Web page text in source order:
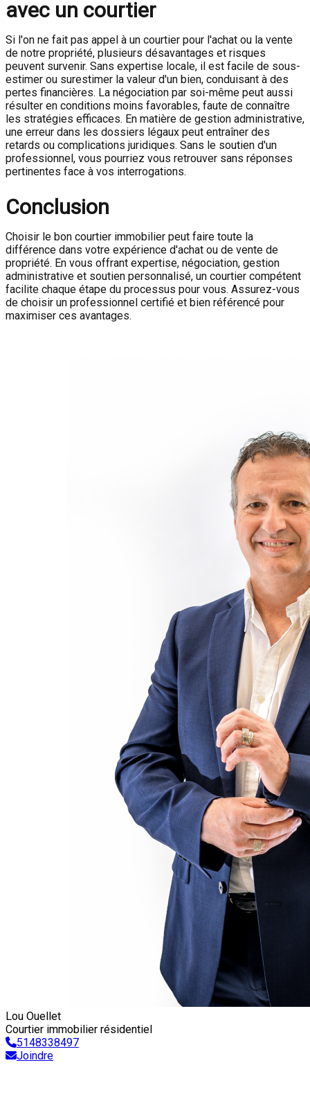
avec un courtier
Si l'on ne fait pas appel à un courtier pour l'achat ou la vente
de notre propriété, plusieurs désavantages et risques
peuvent survenir. Sans expertise locale, il est facile de sous-
estimer ou surestimer la valeur d'un bien, conduisant à des
pertes financières. La négociation par soi-même peut aussi
résulter en conditions moins favorables, faute de connaître
les stratégies efficaces. En matière de gestion administrative,
une erreur dans les dossiers légaux peut entraîner des
retards ou complications juridiques. Sans le soutien d'un
professionnel, vous pourriez vous retrouver sans réponses
pertinentes face à vos interrogations.
Conclusion
Choisir le bon courtier immobilier peut faire toute la
différence dans votre expérience d'achat ou de vente de
propriété. En vous offrant expertise, négociation, gestion
administrative et soutien personnalisé, un courtier compétent
facilite chaque étape du processus pour vous. Assurez-vous
de choisir un professionnel certifié et bien référencé pour
maximiser ces avantages.
Lou Ouellet
Courtier immobilier résidentiel
5148338497
Joindre